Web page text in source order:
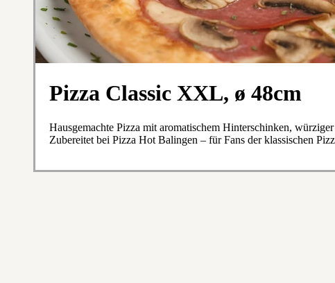
Pizza Classic XXL, ø 48cm
Hausgemachte Pizza mit aromatischem Hinterschinken,
Zubereitet bei Pizza Hot Balingen – für Fans der klassischen